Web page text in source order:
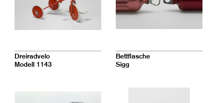
Dreiradvelo
Modell 1143
Bettflasche
Sigg